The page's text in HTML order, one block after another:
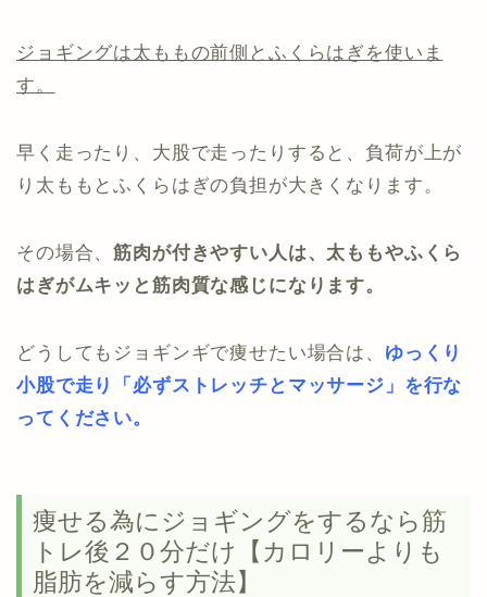
ジョギングは太ももの前側とふくらはぎを使いま
す。
早く走ったり、大股で走ったりすると、負荷が上が
り太ももとふくらはぎの負担が大きくなります。
その場合、筋肉が付きやすい人は、太ももやふくら
はぎがムキッと筋肉質な感じになります。
どうしてもジョギンギで痩せたい場合は、 ゆっくり
小股で走り「必ずストレッチとマッサージ」を行な
ってください。
痩せる為にジョギングをするなら筋
トレ後２０分だけ【カロリーよりも
脂肪を減らす方法】